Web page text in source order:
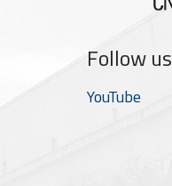
Follow us
YouTube